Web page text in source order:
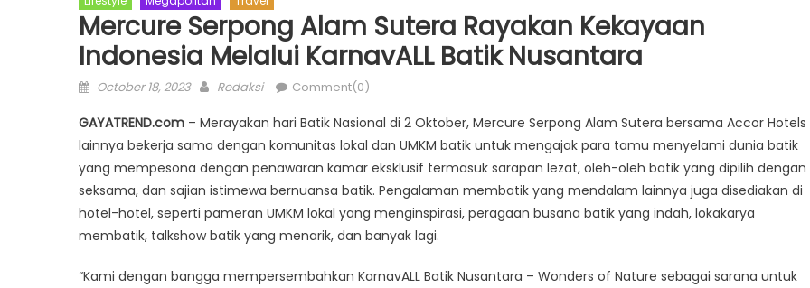
Mercure Serpong Alam Sutera Rayakan Kekayaan
Indonesia Melalui KarnavALL Batik Nusantara
Posted
October 18, 2023 Author
Redaksi Comment(0)
GAYATREND.com – Merayakan hari Batik Nasional di 2 Oktober, Mercure Serpong Alam Sutera bersama Accor Hotels
lainnya bekerja sama dengan komunitas lokal dan UMKM batik untuk mengajak para tamu menyelami dunia batik
yang mempesona dengan penawaran kamar eksklusif termasuk sarapan lezat, oleh-oleh batik yang dipilih dengan
seksama, dan sajian istimewa bernuansa batik. Pengalaman membatik yang mendalam lainnya juga disediakan di
hotel-hotel, seperti pameran UMKM lokal yang menginspirasi, peragaan busana batik yang indah, lokakarya
membatik, talkshow batik yang menarik, dan banyak lagi.
“Kami dengan bangga mempersembahkan KarnavALL Batik Nusantara – Wonders of Nature sebagai sarana untuk